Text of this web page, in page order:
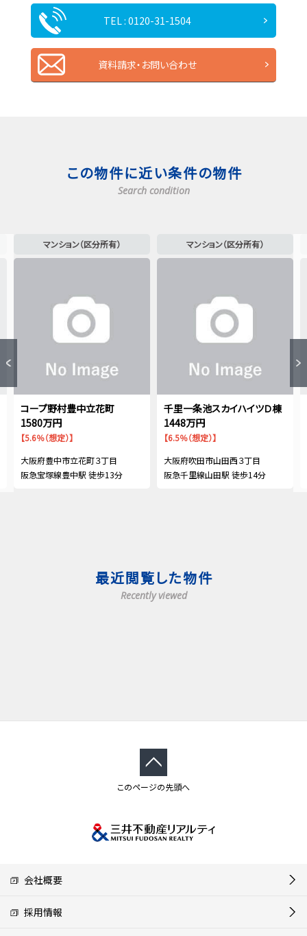
TEL : 0120-31-1504
資料請求・お問い合わせ
この物件に近い条件の物件
Search condition
マンション（区分所有）
コープ野村豊中立花町
1580万円
【5.6％（想定）】
大阪府豊中市立花町３丁目
阪急宝塚線豊中駅 徒歩13分
マンション（区分所有）
千里一条池スカイハイツＤ棟
1448万円
【6.5％（想定）】
大阪府吹田市山田西３丁目
阪急千里線山田駅 徒歩14分
最近閲覧した物件
Recently viewed
このページの先頭へ
会社概要
採用情報